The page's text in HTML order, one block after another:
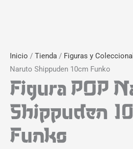
Inicio / Tienda / Figuras y
Naruto Shippuden 10cm Funko
Figura POP
Shippuden
Funko